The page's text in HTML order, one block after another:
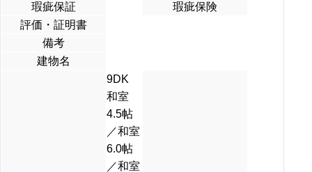
瑕疵保証
瑕疵保険
評価・証明書
備考
建物名
9DK
和室
4.5帖
／和室
6.0帖
／和室